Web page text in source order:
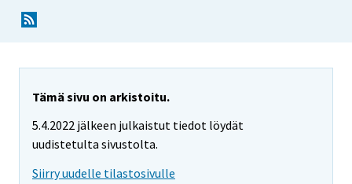
Tämä sivu on arkistoitu.
5.4.2022 jälkeen julkaistut tiedot löydät
uudistetulta sivustolta.
Siirry uudelle tilastosivulle